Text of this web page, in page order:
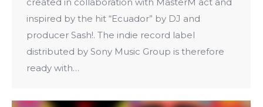
inspired by the hit “Ecuador” by DJ and
producer Sash!. The indie record label
distributed by Sony Music Group is therefore
ready with…